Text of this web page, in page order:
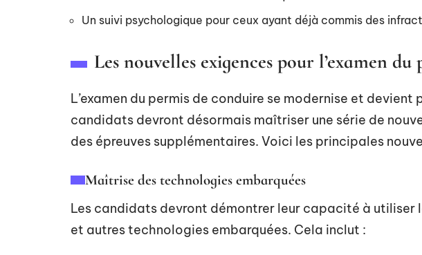
Un suivi psychologique pour ceux ayant déjà commis des
Les nouvelles exigences pour l’examen
L’examen du permis de conduire se modernise et devient
candidats devront désormais maîtriser une série de
des épreuves supplémentaires. Voici les principales
Maîtrise des technologies embarquées
Les candidats devront démontrer leur capacité à utiliser
et autres technologies embarquées. Cela inclut :